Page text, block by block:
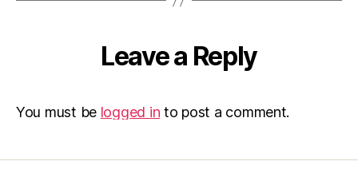
Leave a Reply
You must be logged in to post a comment.